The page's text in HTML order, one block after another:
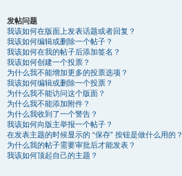
发帖问题
我该如何在版面上发表话题或者回复？
我该如何编辑或删除一个帖子？
我该如何在我的帖子后添加签名？
我该如何创建一个投票？
为什么我不能增加更多的投票选项？
我该如何编辑或删除一个投票？
为什么我不能访问这个版面？
为什么我不能添加附件？
为什么我收到了一个警告？
我该如何向版主举报一个帖子？
在发表主题的时候显示的 “保存” 按钮是做什么用的？
为什么我的帖子需要审批后才能发表？
我该如何顶起自己的主题？